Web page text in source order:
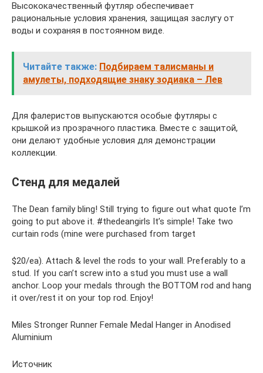
Высококачественный футляр обеспечивает
рациональные условия хранения, защищая заслугу от
воды и сохраняя в постоянном виде.
Читайте также: Подбираем талисманы и
амулеты, подходящие знаку зодиака – Лев
Для фалеристов выпускаются особые футляры с
крышкой из прозрачного пластика. Вместе с защитой,
они делают удобные условия для демонстрации
коллекции.
Стенд для медалей
The Dean family bling! Still trying to figure out what quote I’m
going to put above it. #thedeangirls It’s simple! Take two
curtain rods (mine were purchased from target
$20/ea). Attach & level the rods to your wall. Preferably to a
stud. If you can’t screw into a stud you must use a wall
anchor. Loop your medals through the BOTTOM rod and hang
it over/rest it on your top rod. Enjoy!
Miles Stronger Runner Female Medal Hanger in Anodised
Aluminium
Источник